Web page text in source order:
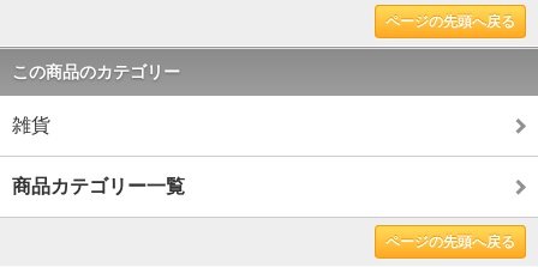
ページの先頭へ戻る
この商品のカテゴリー
雑貨
商品カテゴリー一覧
ページの先頭へ戻る